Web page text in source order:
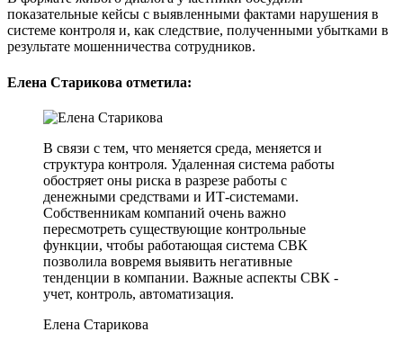
показательные кейсы с выявленными фактами нарушения в
системе контроля и, как следствие, полученными убытками в
результате мошенничества сотрудников.
Елена Старикова отметила:
В связи с тем, что меняется среда, меняется и
структура контроля. Удаленная система работы
обостряет оны риска в разрезе работы с
денежными средствами и ИТ-системами.
Собственникам компаний очень важно
пересмотреть существующие контрольные
функции, чтобы работающая система СВК
позволила вовремя выявить негативные
тенденции в компании. Важные аспекты СВК -
учет, контроль, автоматизация.
Елена Старикова